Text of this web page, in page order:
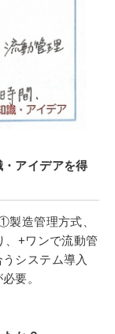
アイデアを得
造管理方式、
+ワンで流動管
システム導入
要。